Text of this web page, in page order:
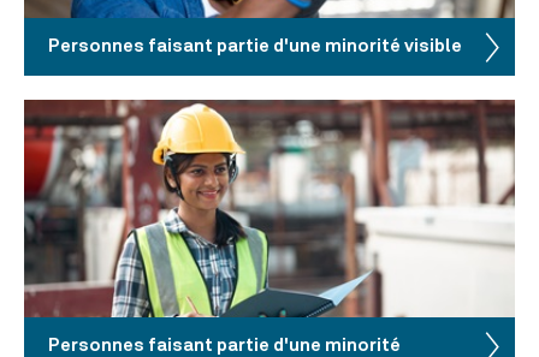
Personnes faisant partie d'une minorité visible
Personnes faisant partie d'une minorité